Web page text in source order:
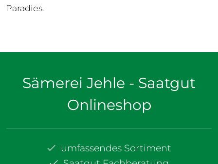
Paradies.
Sämerei Jehle - Saatgut
Onlineshop
umfassendes Sortiment